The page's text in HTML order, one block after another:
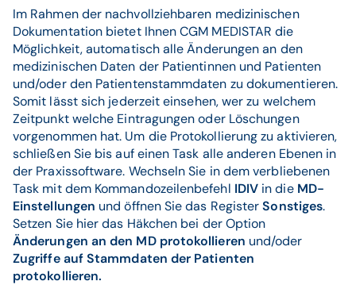
Im Rahmen der nachvollziehbaren medizinischen
Dokumentation bietet Ihnen CGM MEDISTAR die
Möglichkeit, automatisch alle Änderungen an den
medizinischen Daten der Patientinnen und Patienten
und/oder den Patientenstammdaten zu dokumentieren.
Somit lässt sich jederzeit einsehen, wer zu welchem
Zeitpunkt welche Eintragungen oder Löschungen
vorgenommen hat. Um die Protokollierung zu aktivieren,
schließen Sie bis auf einen Task alle anderen Ebenen in
der Praxissoftware. Wechseln Sie in dem verbliebenen
Task mit dem Kommandozeilenbefehl IDIV in die MD-
Einstellungen und öffnen Sie das RegisterSonstiges.
Setzen Sie hier das Häkchen bei der Option
Änderungen an den MD protokollieren und/oder
Zugriffe auf Stammdaten der Patienten
protokollieren.